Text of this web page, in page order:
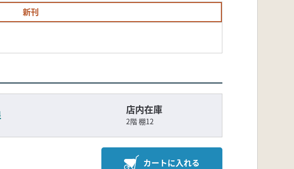
新刊
店内在庫
2階 棚12
カートに入れる